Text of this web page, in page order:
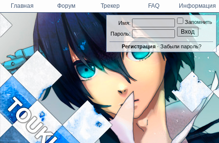
Имя:
Пароль:
Запомнить
Регистрация· Забыли пароль?
Главная Форум Трекер FAQ Информация